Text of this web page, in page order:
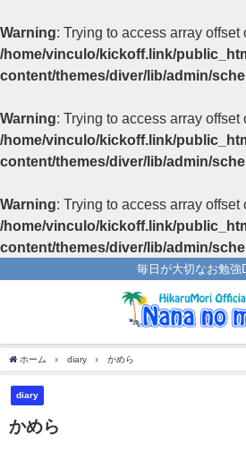
Warning: Trying to access array
/home/vinculo/kickoff.link/
content/themes/diver/lib/admin/
Warning: Trying to access array
/home/vinculo/kickoff.link/
content/themes/diver/lib/admin/
Warning: Trying to access array
/home/vinculo/kickoff.link/
content/themes/diver/lib/admin/
毎日が大切なお勉強
ホーム diary かめら
diary
かめら